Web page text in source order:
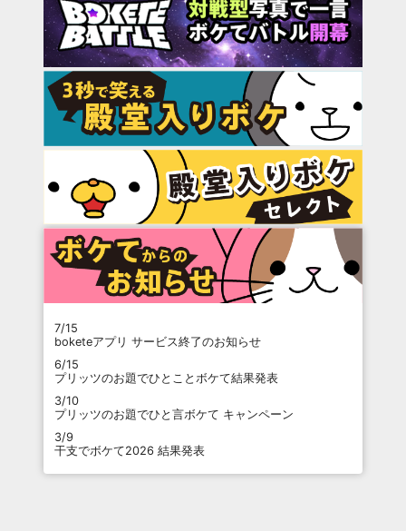
7/15
boketeアプリ サービス終了のお知らせ
6/15
プリッツのお題でひとことボケて結果発表
3/10
プリッツのお題でひと言ボケて キャンペーン
3/9
干支でボケて2026 結果発表